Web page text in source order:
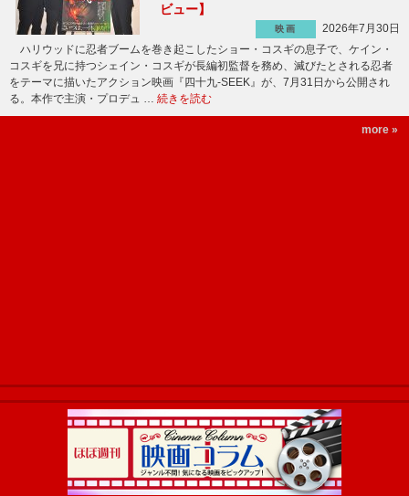
ビュー】
映画
2026年7月30日
ハリウッドに忍者ブームを巻き起こしたショー・コスギの息子で、ケイン・
コスギを兄に持つシェイン・コスギが長編初監督を務め、滅びたとされる忍者
をテーマに描いたアクション映画『四十九-SEEK』が、7月31日から公開され
る。本作で主演・プロデュ … 続きを読む
more »